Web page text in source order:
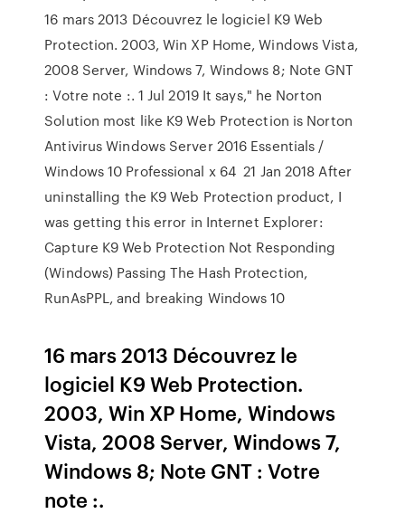
16 mars 2013 Découvrez le logiciel K9 Web
Protection. 2003, Win XP Home, Windows Vista,
2008 Server, Windows 7, Windows 8; Note GNT
: Votre note :. 1 Jul 2019 It says," he Norton
Solution most like K9 Web Protection is Norton
Antivirus Windows Server 2016 Essentials /
Windows 10 Professional x 64 21 Jan 2018 After
uninstalling the K9 Web Protection product, I
was getting this error in Internet Explorer:
Capture K9 Web Protection Not Responding
(Windows) Passing The Hash Protection,
RunAsPPL, and breaking Windows 10
16 mars 2013 Découvrez le
logiciel K9 Web Protection.
2003, Win XP Home, Windows
Vista, 2008 Server, Windows 7,
Windows 8; Note GNT : Votre
note :.